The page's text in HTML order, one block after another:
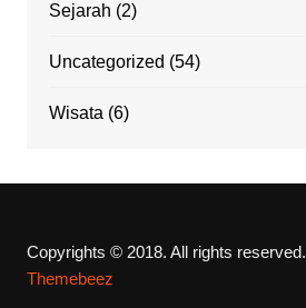
Sejarah (2)
Uncategorized (54)
Wisata (6)
Copyrights © 2018. All rights reserved.
Themebeez